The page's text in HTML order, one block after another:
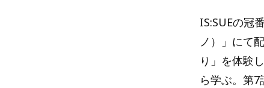
IS:SUEの冠
ノ）」にて
り」を体験
ら学ぶ。第7